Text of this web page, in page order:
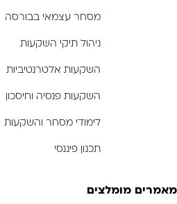
מסחר עצמאי בבורסה
ניהול תיקי השקעות
השקעות אלטרנטיביות
השקעות פנסיה וחיסכון
לימודי מסחר והשקעות
תכנון פיננסי
מאמרים מומלצים